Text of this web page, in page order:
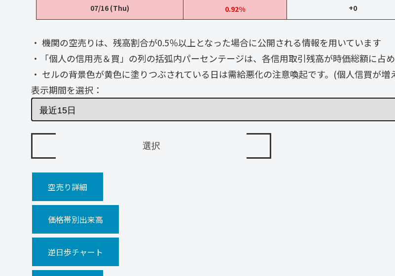
07/16 (Thu)
0.92% +0
・ 機関の空売りは、残高割合が0.5％以上となった場合に公開される情報を用いています
・「個人の信用売＆買」の列の括弧内パーセンテージは、各信用取引残高が時価総額に占
・ セルの背景色が黄色に塗りつぶされている日は需給悪化の注意喚起です。(個人信買が
表示期間を選択：
空売り詳細
価格帯別出来高
逆日歩チャート